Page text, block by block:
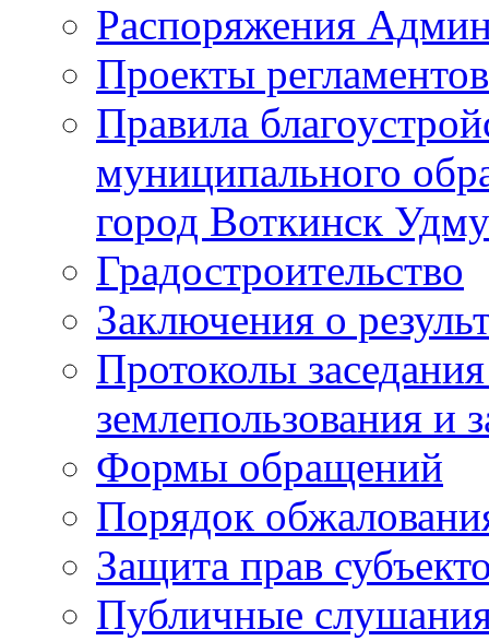
Распоряжения
Проекты
Правила
муниципального
город Воткинск
Градостроительство
Заключения о
Протоколы
землепользования и
Формы обращений
Порядок
Защита прав
Публичные